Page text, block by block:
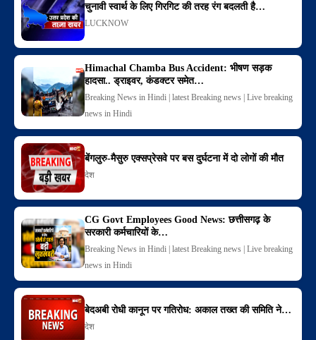
चुनावी स्वार्थ के लिए गिरगिट की तरह रंग बदलती है…
LUCKNOW
Himachal Chamba Bus Accident: भीषण सड़क
हादसा.. ड्राइवर, कंडक्टर समेत…
Breaking News in Hindi | latest Breaking news | Live breaking
news in Hindi
बेंगलुरु-मैसुरु एक्सप्रेसवे पर बस दुर्घटना में दो लोगों की मौत
देश
CG Govt Employees Good News: छत्तीसगढ़ के
सरकारी कर्मचारियों के…
Breaking News in Hindi | latest Breaking news | Live breaking
news in Hindi
बेदअबी रोधी कानून पर गतिरोध: अकाल तख्त की समिति ने…
देश